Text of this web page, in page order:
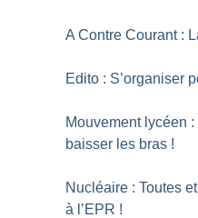
A Contre Courant :
Edito : S’organiser
Mouvement lycéen
baisser les bras !
Nucléaire : Toutes
à l’EPR !